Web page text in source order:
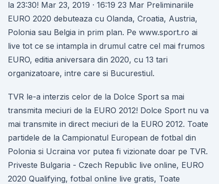
la 23:30! Mar 23, 2019 · 16:19 23 Mar Preliminariile
EURO 2020 debuteaza cu Olanda, Croatia, Austria,
Polonia sau Belgia in prim plan. Pe www.sport.ro ai
live tot ce se intampla in drumul catre cel mai frumos
EURO, editia aniversara din 2020, cu 13 tari
organizatoare, intre care si Bucurestiul.
TVR le-a interzis celor de la Dolce Sport sa mai
transmita meciuri de la EURO 2012! Dolce Sport nu va
mai transmite in direct meciuri de la EURO 2012. Toate
partidele de la Campionatul European de fotbal din
Polonia si Ucraina vor putea fi vizionate doar pe TVR.
Priveste Bulgaria - Czech Republic live online, EURO
2020 Qualifying, fotbal online live gratis, Toate